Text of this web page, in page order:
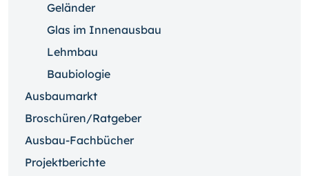
Geländer
Glas im Innenausbau
Lehmbau
Baubiologie
Ausbaumarkt
Broschüren/Ratgeber
Ausbau-Fachbücher
Projektberichte